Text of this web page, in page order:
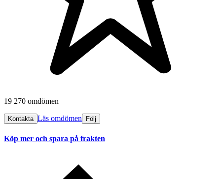
19 270 omdömen
Kontakta Läs omdömen Följ
Köp mer och spara på frakten